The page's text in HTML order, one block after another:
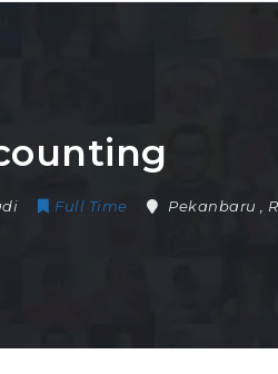
Full Time Pekanbaru